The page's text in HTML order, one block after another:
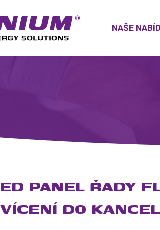
NAŠE
PANEL ŘADY
DO